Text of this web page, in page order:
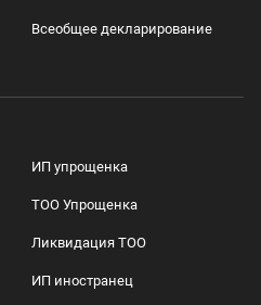
Всеобщее декларирование
ИП упрощенка
ТОО Упрощенка
Ликвидация ТОО
ИП иностранец